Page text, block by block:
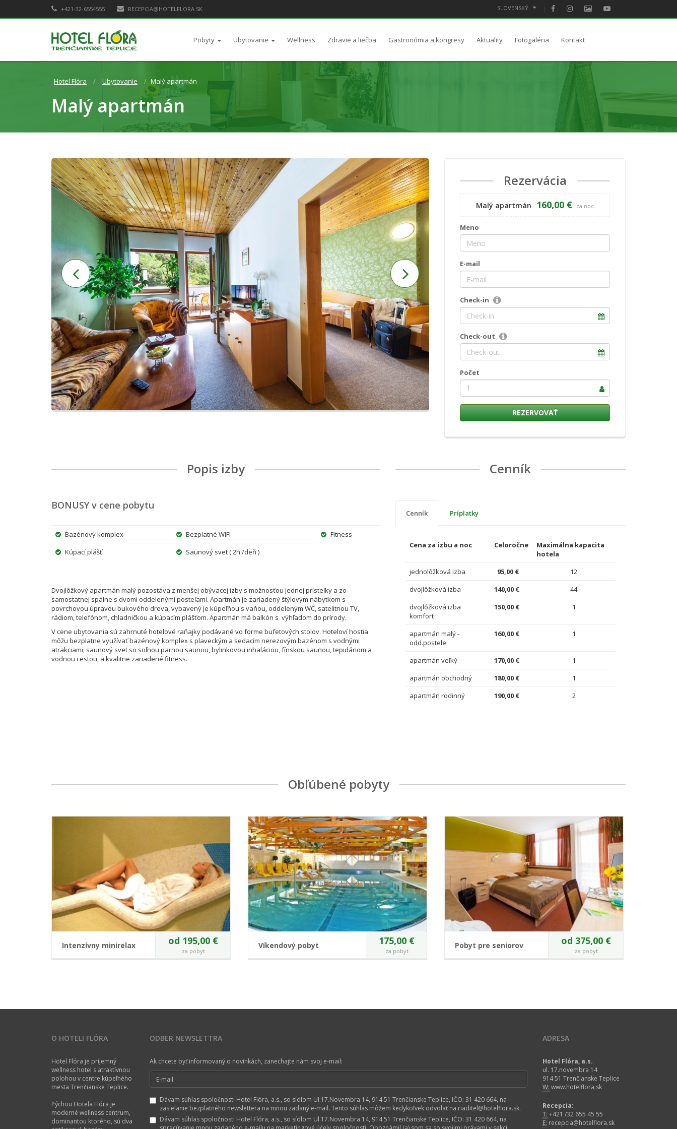
+421-32-6554555 RECEPCIA@HOTELFLORA.SK SLOVENSKÝ
Pobyty Ubytovanie Wellness Zdravie a liečba Gastronómia a kongresy Aktuality Fotogaléria Kontakt
Hotel Flóra Ubytovanie Malý apartmán
Malý apartmán
Rezervácia
Malý apartmán 160,00 € za noc
Meno
E-mail
Check-in
Check-out
Počet
1
Popis izby
BONUSY v cene pobytu
Bazénový komplex Bezplatné WIFI
Fitness
Kúpací plášť
Saunový svet ( 2h./deň )
Dvojlôžkový apartmán malý pozostáva z menšej obývacej izby s možnosťou jednej prísteľky a zo
samostatnej spálne s dvomi oddelenými posteľami. Apartmán je zariadený štýlovým nábytkom s
povrchovou úpravou bukového dreva, vybavený je kúpeľňou s vaňou, oddeleným WC, satelitnou TV,
rádiom, telefónom, chladničkou a kúpacím plášťom. Apartmán má balkón s výhľadom do prírody.
V cene ubytovania sú zahrnuté hotelové raňajky podávané vo forme bufetových stolov. Hoteloví hostia
môžu bezplatne využívať bazénový komplex s plaveckým a sedacím nerezovým bazénom s vodnými
atrakciami, saunový svet so soľnou parnou saunou, bylinkovou inhaláciou, fínskou saunou, tepidáriom a
vodnou cestou, a kvalitne zariadené fitness.
Cenník
Cenník Príplatky
Cena za izbu a noc Celoročne
Maximálna kapacita
hotela
jednolôžková izba
95,00 €
12
dvojlôžková izba
140,00 €
44
dvojlôžková izba
komfort
150,00 € 1
apartmán malý -
odd.postele
160,00 € 1
apartmán veľký 170,00 €
1
apartmán obchodný
180,00 €
1
apartmán rodinný
190,00 € 2
Obľúbené pobyty
Intenzívny minirelax od 195,00 €
za pobyt
Víkendový pobyt 175,00 €
za pobyt
Pobyt pre seniorov od 375,00 €
za pobyt
dokonalého relaxu.
O HOTELI FLÓRA
Hotel Flóra je príjemný
wellness hotel s atraktívnou
polohou v centre kúpeľného
mesta Trenčianske Teplice.
Pýchou Hotela Flóra je
moderné wellness centrum,
dominantou ktorého, sú dva
ODBER NEWSLETTRA
Ak chcete byť informovaný o novinkách, zanechajte nám svoj e-mail:
Dávam súhlas spoločnosti Hotel Flóra, a.s., so sídlom Ul.17.Novembra 14, 914 51 Trenčianske Teplice, IČO: 31 420 664, na
zasielanie bezplatného newslettera na mnou zadaný e-mail. Tento súhlas môžem kedykoľvek odvolať na riaditel@hotelflora.sk.
Dávam súhlas spoločnosti Hotel Flóra, a.s., so sídlom Ul.17.Novembra 14, 914 51 Trenčianske Teplice, IČO: 31 420 664, na
ADRESA
Hotel Flóra, a.s.
ul. 17.novembra 14
914 51 Trenčianske Teplice
W: www.hotelflora.sk
Recepcia:
T: +421 /32 655 45 55
E: recepcia@hotelflora.sk